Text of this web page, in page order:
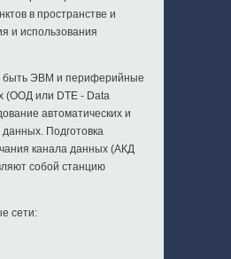
в пространстве и
и использования
быть ЭВМ и периферийные
(ООД или DTE - Data
автоматических и
Подготовка
канала данных (АКД
собой станцию
сети: